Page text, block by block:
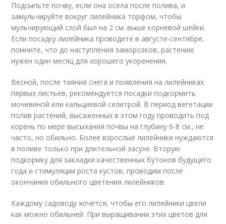
Подсыпьте почву, если она осела после полива, и
замульчируйте вокруг лилейника торфом, чтобы
мульчирующий слой был на 2 см. выше корневой шейки.
Если посадку лилейника проводите в августе-сентябре,
помните, что до наступления заморозков, растению
нужен один месяц для хорошего укоренения.
Весной, после таяния снега и появления на лилейниках
первых листьев, рекомендуется посадки подкормить
мочевиной или кальциевой селитрой. В период вегетации
полив растений, высаженных в этом году проводить под
корень по мере высыхания почвы на глубину 6-8 см., не
часто, но обильно. Более взрослые лилейники нуждаются
в поливе только при длительной засухе. Вторую
подкормку для закладки качественных бутонов будущего
года и стимуляции роста кустов, проводим после
окончания обильного цветения лилейников.
Каждому садоводу хочется, чтобы его лилейники цвели
как можно обильней. При выращивании этих цветов для